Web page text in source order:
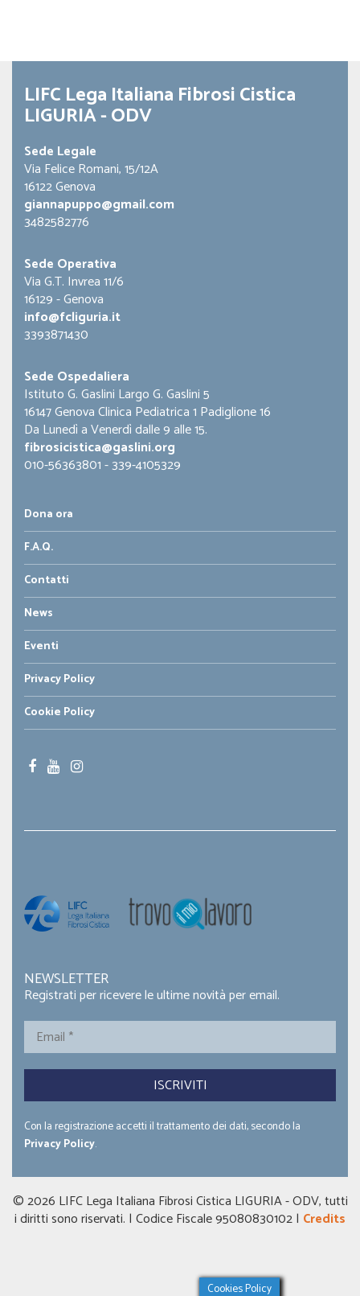
LIFC Lega Italiana Fibrosi Cistica
LIGURIA - ODV
Sede Legale
Via Felice Romani, 15/12A
16122 Genova
giannapuppo@gmail.com
3482582776
Sede Operativa
Via G.T. Invrea 11/6
16129 - Genova
info@fcliguria.it
3393871430
Sede Ospedaliera
Istituto G. Gaslini Largo G. Gaslini 5
16147 Genova Clinica Pediatrica 1 Padiglione 16
Da Lunedì a Venerdì dalle 9 alle 15.
fibrosicistica@gaslini.org
010-56363801 - 339-4105329
Dona ora
F.A.Q.
Contatti
News
Eventi
Privacy Policy
Cookie Policy
NEWSLETTER
Registrati per ricevere le ultime novità per email.
Email
Con la registrazione accetti il trattamento dei dati, secondo la
Privacy Policy.
© 2026 LIFC Lega Italiana Fibrosi Cistica LIGURIA - ODV, tutti
i diritti sono riservati. | Codice Fiscale 95080830102 | Credits
Cookies Policy